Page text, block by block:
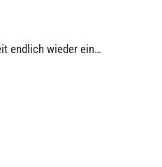
endlich wieder ein…